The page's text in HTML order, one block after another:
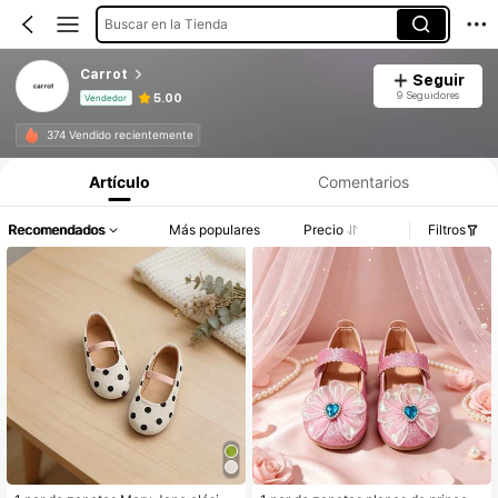
Buscar en la Tienda
Carrot
Vendedor 5.00
Seguir
9 Seguidores
374 Vendido recientemente
Artículo Comentarios
Recomendados Más populares Precio Filtros